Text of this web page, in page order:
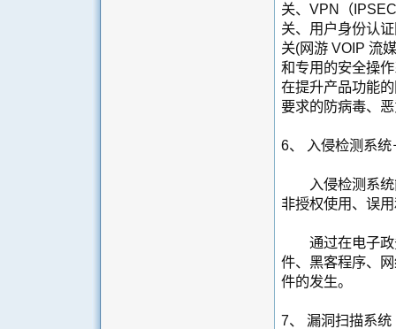
关、VPN（
关、用户身份认
关(网游 VOIP 流
和专用的安全操
在提升产品功能
要求的防病毒、
6、 入侵检测系
入侵检测系统
非授权使用、误
通过在电子政
件、黑客程序、
件的发生。
7、 漏洞扫描系统